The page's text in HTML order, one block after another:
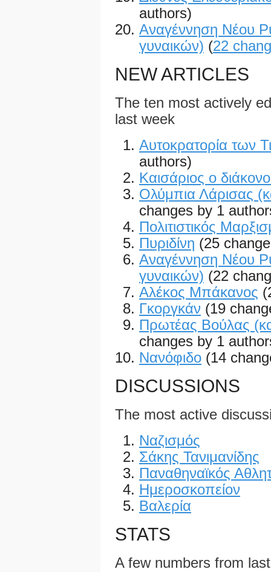
authors)
Αναγέννηση Νέου
γυναικών) (22
NEW ARTICLES
The ten most actively
last week
Αυτοκρατορία των
authors)
Καισάριος ο
Ολύμπια Λάρισας
changes by 1
Πολιτιστικός
Πυριδίνη (25
Αναγέννηση Νέου
γυναικών) (22
Αλέκος Μπάκανος
Γκοργκάν (19
Πρωτέας Βούλας
changes by 1
Νανόφιδο (14
DISCUSSIONS
The most active
Ναζισμός
Σάκης Τανιμανίδης
Παναθηναϊκός
Ημεροσκοπείον
Βαλερία
STATS
A few numbers from